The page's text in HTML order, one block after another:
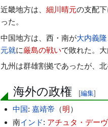
近畿地方は、 細川晴元の支配下
った。
中国地方は、西・南が大内義隆
元就に厳島の戦いで敗れた。
九州は群雄割拠であったが、
海外の政権 [編集]
中国:嘉靖帝 （明）
南インド: アチュタ・デー